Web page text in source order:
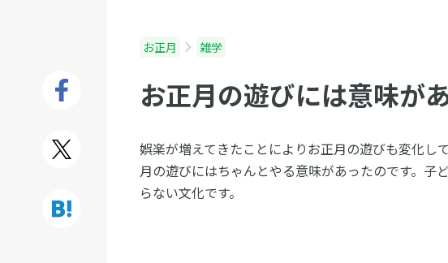
お正月 雑学
お正月の遊びには意味が
娯楽が増えてきたことによりお正月の遊びも変化し
月の遊びにはちゃんとやる意味があったのです。子
らない文化です。